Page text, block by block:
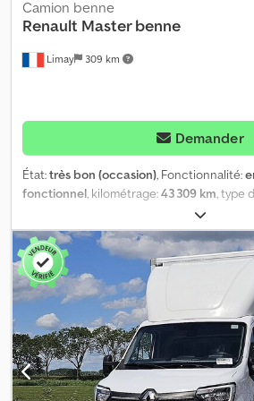
Limay 309 km
Camion benne
Renault Master benne
Demander
État:très bon (occasion), Fonctionnalité:
fonctionnel , kilométrage:43 309 km , type
7 000 kg
Master Benne Gruau – 43 309 km – 26 500
mets en vente un Renault Master Benne
première mise en circulation en 2020,
Véhicule propre, fiable et prêt à travailler,
entreprises du BTP, paysagistes ou toute
benne. Caractéristiques : Cjdpfx Aszq
Master Benne Gruau * ✅ Première mise
8 CV fiscaux * ✅ 43 309 km * ✅ Benne
✅ Véhicule entretenu * ✅ Intérieur et